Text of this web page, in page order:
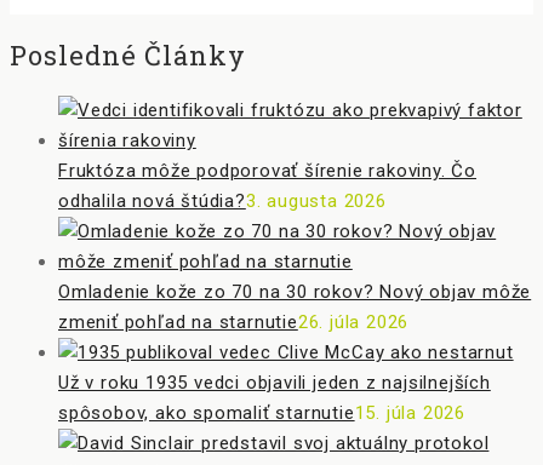
Posledné Články
Fruktóza môže podporovať šírenie rakoviny. Čo
odhalila nová štúdia?3. augusta 2026
Omladenie kože zo 70 na 30 rokov? Nový objav môže
zmeniť pohľad na starnutie26. júla 2026
Už v roku 1935 vedci objavili jeden z najsilnejších
spôsobov, ako spomaliť starnutie15. júla 2026